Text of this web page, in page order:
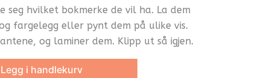
seg hvilket bokmerke de vil ha. La dem
fargelegg eller pynt dem på ulike vis.
og laminer dem. Klipp ut så igjen.
Legg i handlekurv